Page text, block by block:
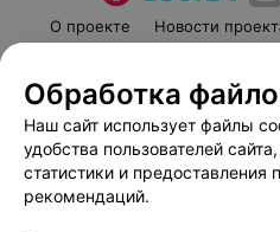
О проекте Новости
Пользовательское
Вакансии
Написать
Обработка
Наш сайт использует файлы
удобства пользователей
статистики и предоставления
рекомендаций.